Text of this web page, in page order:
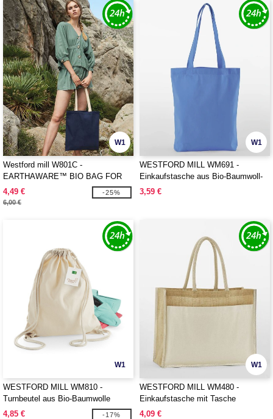
W1
Westford mill W801C -
EARTHAWARE™ BIO BAG FOR
LIFE KONTRASTGRIFFE
4,49 €
6,00 €
-25%
W1
WESTFORD MILL WM691 -
Einkaufstasche aus Bio-Baumwoll-
Twill
3,59 €
W1
WESTFORD MILL WM810 -
Turnbeutel aus Bio-Baumwolle
4,85 €
-17%
W1
WESTFORD MILL WM480 -
Einkaufstasche mit Tasche
4,09 €